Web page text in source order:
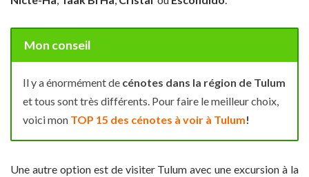
Mon conseil
Il y a énormément de cénotes dans la région de Tulum
et tous sont très différents. Pour faire le meilleur choix,
voici mon TOP 15 des cénotes à voir à Tulum!
Une autre option est de visiter Tulum avec une excursion à la